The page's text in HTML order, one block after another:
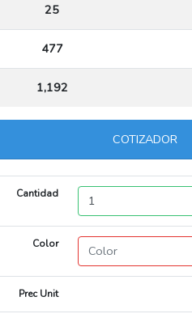
25
477
1,192
COTIZADOR
Cantidad
Color
Prec Unit